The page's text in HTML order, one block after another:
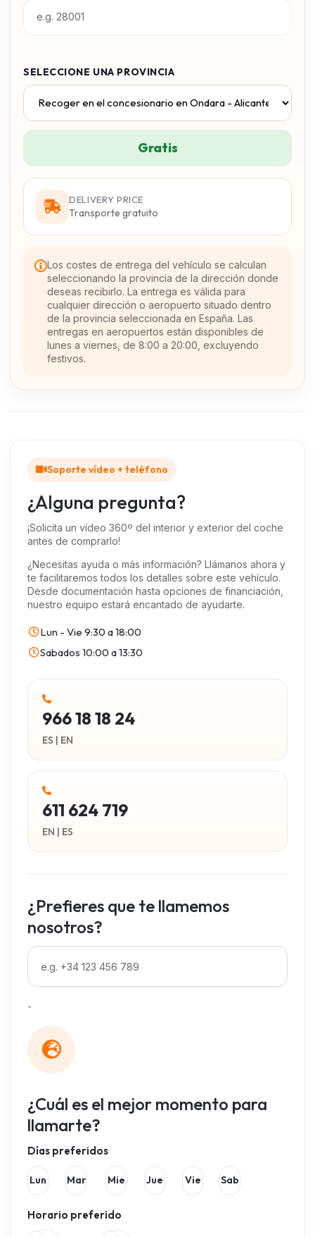
SELECCIONE UNA PROVINCIA
Gratis
DELIVERY PRICE
Transporte gratuito
Los costes de entrega del vehículo se calculan
seleccionando la provincia de la dirección donde
deseas recibirlo. La entrega es válida para
cualquier dirección o aeropuerto situado dentro
de la provincia seleccionada en España. Las
entregas en aeropuertos están disponibles de
lunes a viernes, de 8:00 a 20:00, excluyendo
festivos.
Soporte vídeo + teléfono
¿Alguna pregunta?
¡Solicita un vídeo 360º del interior y exterior del coche
antes de comprarlo!
¿Necesitas ayuda o más información? Llámanos ahora y
te facilitaremos todos los detalles sobre este vehículo.
Desde documentación hasta opciones de financiación,
nuestro equipo estará encantado de ayudarte.
Lun - Vie 9:30 a 18:00
Sabados 10:00 a 13:30
966 18 18 24
ES | EN
611 624 719
EN | ES
¿Prefieres que te llamemos
nosotros?
-
¿Cuál es el mejor momento para
llamarte?
Días preferidos
Lun Mar Mie Jue Vie Sab
Horario preferido